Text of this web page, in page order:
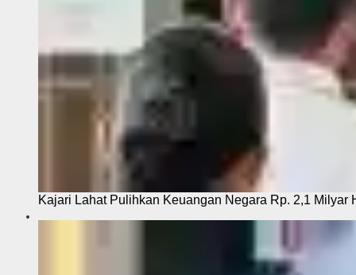
Kajari Lahat Pulihkan Keuangan Negara Rp. 2,1 Milyar